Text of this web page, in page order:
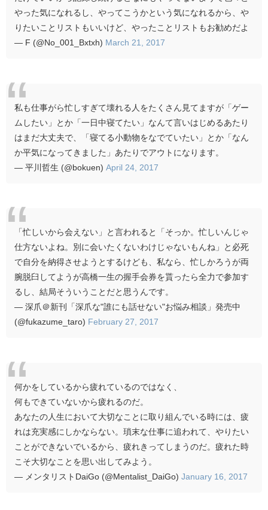
やった気になれるし、やってこうかという気になれるから、や
りたいことリストもいいけど、やったことリストもお勧めだよ
— F (@No_001_Bxtxh) March 21, 2017
私も仕事がら忙しすぎて壊れる人をたくさん見てますが「ゲー
ムしたい」とか「一日中寝てたい」なんて言いはじめるあたり
はまだ大丈夫で、「寝てる小動物をなでていたい」とか「なん
か平気になってきました」あたりでアウトになります。
— 平川哲生 (@bokuen) April 24, 2017
「忙しいから会えない」と言われると「そっか。忙しいんじゃ
仕方ないよね。別に会いたくないわけじゃないもんね」と必死
で自分を納得させようとするけども、私なら、忙しかろうが両
腕脱臼してようが高橋一生の握手会券を貰ったら全力で参加す
るし、結局そういうことだと思うんです。
— 深爪＠新刊「深爪な"誰にも話せない"お悩み相談」発売中
(@fukazume_taro) February 27, 2017
何かをしているから疲れているのではなく、
何もできていないから疲れるのだ。
あなたの人生において大切なことに取り組んでいる時には、疲
れは充実感にしかならない。瑣末な仕事に追われて、やりたい
ことができないでいるから、疲れきってしまうのだ。疲れた時
こそ大切なことを思い出してみよう。
— メンタリストDaiGo (@Mentalist_DaiGo) January 16, 2017